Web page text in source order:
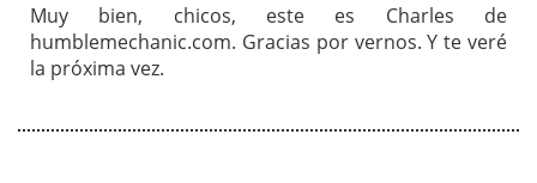
Muy bien, chicos, este es Charles de
humblemechanic.com. Gracias por vernos. Y te veré
la próxima vez.